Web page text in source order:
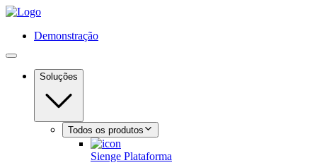
Demonstração
Soluções
Todos os produtos
Sienge Plataforma